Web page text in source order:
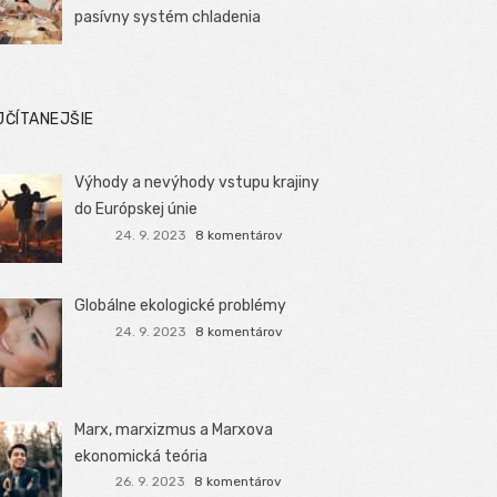
pasívny systém chladenia
Výhody a nevýhody vstupu krajiny
do Európskej únie
24. 9. 2023 8 komentárov
Globálne ekologické problémy
24. 9. 2023 8 komentárov
Marx, marxizmus a Marxova
ekonomická teória
26. 9. 2023 8 komentárov